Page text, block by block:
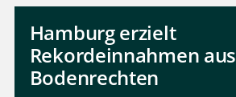
Hamburg erzielt
Rekordeinnahmen aus
Bodenrechten